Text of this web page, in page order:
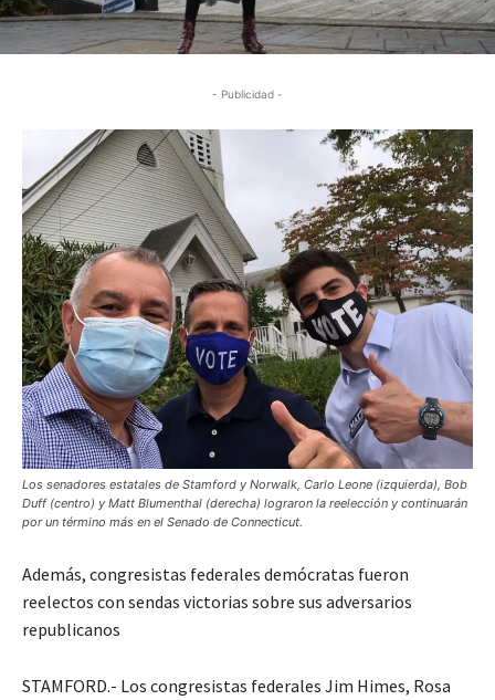
- Publicidad -
Los senadores estatales de Stamford y Norwalk, Carlo Leone (izquierda), Bob
Duff (centro) y Matt Blumenthal (derecha) lograron la reelección y continuarán
por un término más en el Senado de Connecticut.
Además, congresistas federales demócratas fueron
reelectos con sendas victorias sobre sus adversarios
republicanos
STAMFORD.- Los congresistas federales Jim Himes, Rosa